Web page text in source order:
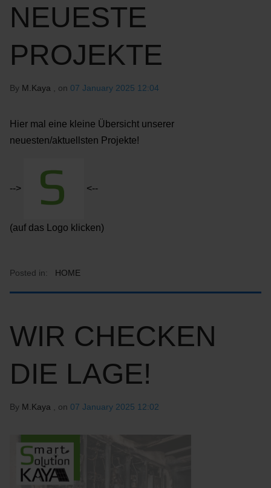
NEUESTE
PROJEKTE
By M.Kaya , on 07 January 2025 12:04
Hier mal eine kleine Übersicht unserer
neuesten/aktuellsten Projekte!
--> <--
(auf das Logo klicken)
Posted in: HOME
WIR CHECKEN
DIE LAGE!
By M.Kaya , on 07 January 2025 12:02